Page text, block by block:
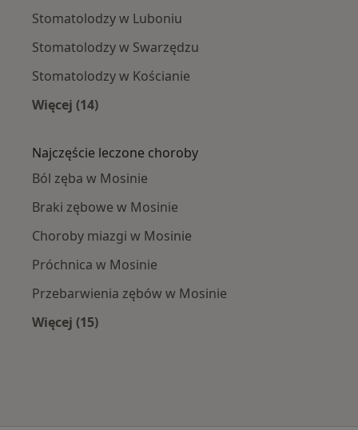
Stomatolodzy w Luboniu
Stomatolodzy w Swarzędzu
Stomatolodzy w Kościanie
Więcej (14)
Najczęście leczone choroby
Ból zęba w Mosinie
Braki zębowe w Mosinie
Choroby miazgi w Mosinie
Próchnica w Mosinie
Przebarwienia zębów w Mosinie
Więcej (15)